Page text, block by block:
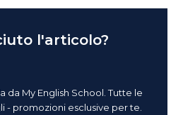
l'articolo?
da My English School. Tutte le
- promozioni esclusive per te.